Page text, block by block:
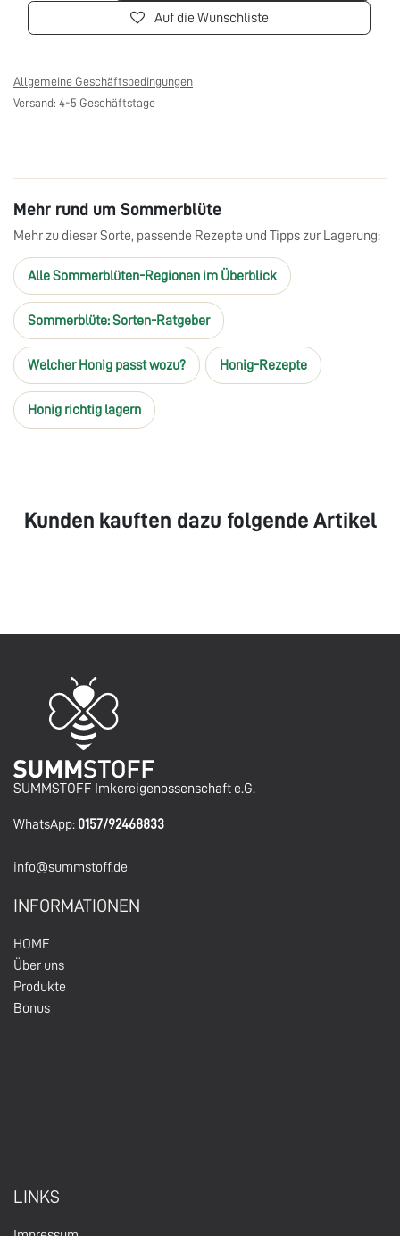
Auf die Wunschliste
Allgemeine Geschäftsbedingungen
Versand: 4-5 Geschäftstage
Mehr rund um Sommerblüte
Mehr zu dieser Sorte, passende Rezepte und Tipps zur Lagerung:
Alle Sommerblüten-Regionen im Überblick
Sommerblüte: Sorten-Ratgeber
Welcher Honig passt wozu? Honig-Rezepte
Honig richtig lagern
Kunden kauften dazu folgende Artikel
SUMMSTOFF Imkereigenossenschaft e.G.
WhatsApp: 0157/92468833
info@summstoff.de
INFORMATIONEN
HOM E
Über uns
Produkte
Bonus
LINKS